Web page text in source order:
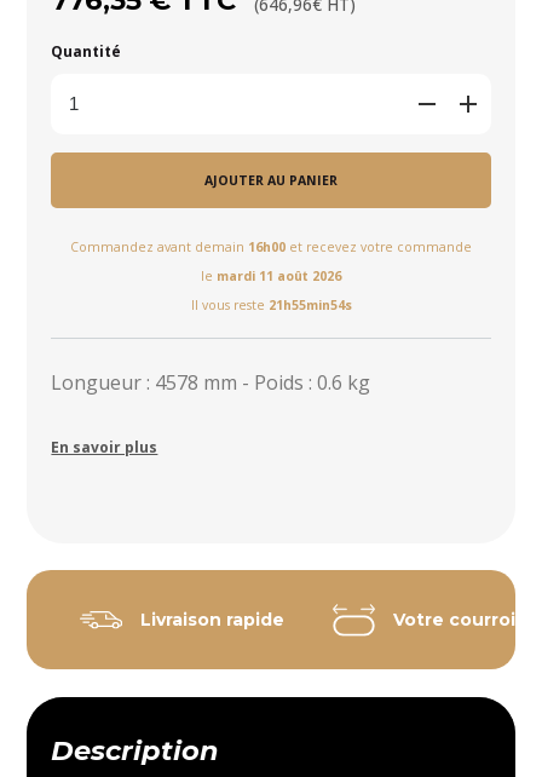
(646,96€ HT)
Quantité
AJOUTER AU PANIER
Commandez avant demain 16h00 et recevez votre commande
le mardi 11 août 2026
Il vous reste 21h55min53s
Longueur : 4578 mm - Poids : 0.6 kg
En savoir plus
Livraison rapide Votre courroie
Description